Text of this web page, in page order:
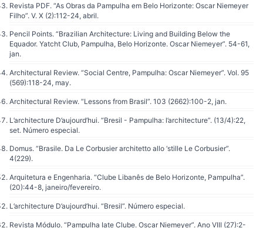
Revista PDF. “As Obras da Pampulha em Belo Horizonte: Oscar Niemeyer
Filho”. V. X (2):112-24, abril.
Pencil Points. “Brazilian Architecture: Living and Building Below the
Equador. Yatcht Club, Pampulha, Belo Horizonte. Oscar Niemeyer”. 54-61,
jan.
Architectural Review. “Social Centre, Pampulha: Oscar Niemeyer”. Vol. 95
(569):118-24, may.
Architectural Review. “Lessons from Brasil”. 103 (2662):100-2, jan.
L’architecture D’aujourd’hui. “Bresil - Pampulha: l’architecture”. (13/4):22,
set. Número especial.
Domus. “Brasile. Da Le Corbusier architetto allo ‘stille Le Corbusier”.
4(229).
Arquitetura e Engenharia. “Clube Libanês de Belo Horizonte, Pampulha”.
(20):44-8, janeiro/fevereiro.
L’architecture D’aujourd’hui. “Bresil”. Número especial.
Revista Módulo. “Pampulha Iate Clube. Oscar Niemeyer”. Ano VIII (27):2-